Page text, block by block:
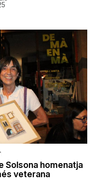
Solsona homenatja
veterana